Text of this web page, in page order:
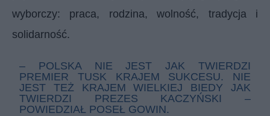
wyborczy: praca, rodzina, wolność, tradycja i
solidarność.
– POLSKA NIE JEST JAK TWIERDZI
PREMIER TUSK KRAJEM SUKCESU. NIE
JEST TEŻ KRAJEM WIELKIEJ BIEDY JAK
TWIERDZI PREZES KACZYŃSKI –
POWIEDZIAŁ POSEŁ GOWIN.